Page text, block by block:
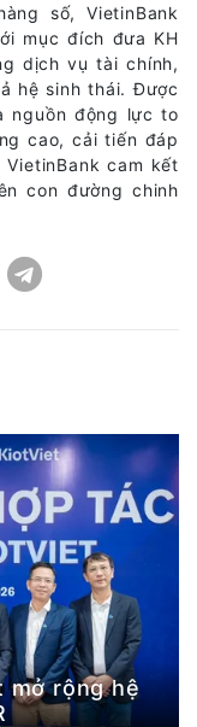
số, VietinBank
mục đích đưa KH
dịch vụ tài chính,
hệ sinh thái. Được
nguồn động lực to
cao, cải tiến đáp
cam kết
con đường chinh
mở rộng hệ